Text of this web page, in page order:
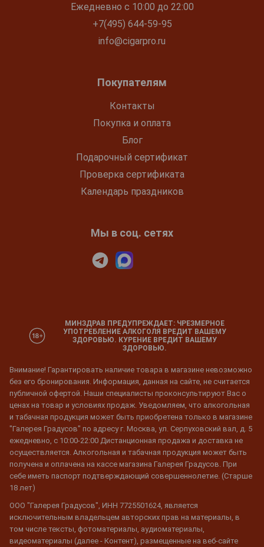
Ежедневно с 10:00 до 22:00
+7(495) 644-59-95
info@cigarpro.ru
Покупателям
Контакты
Покупка и оплата
Блог
Подарочный сертификат
Проверка сертификата
Календарь праздников
Мы в соц. сетях
МИНЗДРАВ ПРЕДУПРЕЖДАЕТ: ЧРЕЗМЕРНОЕ
УПОТРЕБЛЕНИЕ АЛКОГОЛЯ ВРЕДИТ ВАШЕМУ
ЗДОРОВЬЮ. КУРЕНИЕ ВРЕДИТ ВАШЕМУ
ЗДОРОВЬЮ.
Внимание! Гарантировать наличие товара в магазине невозможно
без его бронирования. Информация, данная на сайте, не считается
публичной офертой. Наши специалисты проконсультируют Вас о
ценах на товар и условиях продаж. Уведомляем, что алкогольная
и табачная продукция может быть приобретена только в магазине
"Галерея Градусов" по адресу г. Москва, ул. Серпуховский вал, д. 5
ежедневно, с 10:00-22:00 Дистанционная продажа и доставка не
осуществляется. Алкогольная и табачная продукция может быть
получена и оплачена на кассе магазина Галерея Градусов. При
себе иметь паспорт подтверждающий совершеннолетие. (Старше
18 лет)
ООО "Галерея Градусов", ИНН 7725501624, является
исключительным владельцем авторских прав на материалы, в
том числе тексты, фотоматериалы, аудиоматериалы,
видеоматериалы (далее - Контент), размещенные на веб-сайте